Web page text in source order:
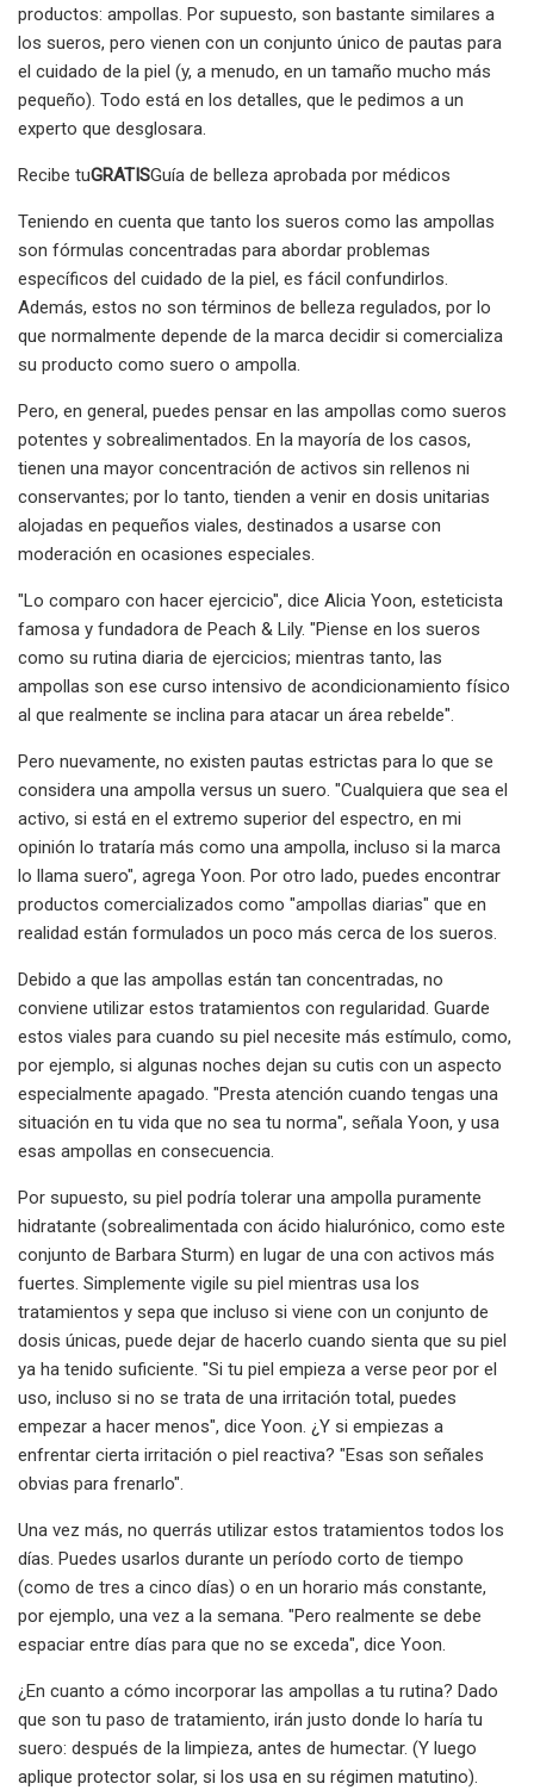
productos: ampollas. Por supuesto, son bastante similares a
los sueros, pero vienen con un conjunto único de pautas para
el cuidado de la piel (y, a menudo, en un tamaño mucho más
pequeño). Todo está en los detalles, que le pedimos a un
experto que desglosara.
Recibe tuGRATISGuía de belleza aprobada por médicos
Teniendo en cuenta que tanto los sueros como las ampollas
son fórmulas concentradas para abordar problemas
específicos del cuidado de la piel, es fácil confundirlos.
Además, estos no son términos de belleza regulados, por lo
que normalmente depende de la marca decidir si comercializa
su producto como suero o ampolla.
Pero, en general, puedes pensar en las ampollas como sueros
potentes y sobrealimentados. En la mayoría de los casos,
tienen una mayor concentración de activos sin rellenos ni
conservantes; por lo tanto, tienden a venir en dosis unitarias
alojadas en pequeños viales, destinados a usarse con
moderación en ocasiones especiales.
"Lo comparo con hacer ejercicio", dice Alicia Yoon, esteticista
famosa y fundadora de Peach & Lily. "Piense en los sueros
como su rutina diaria de ejercicios; mientras tanto, las
ampollas son ese curso intensivo de acondicionamiento físico
al que realmente se inclina para atacar un área rebelde".
Pero nuevamente, no existen pautas estrictas para lo que se
considera una ampolla versus un suero. "Cualquiera que sea el
activo, si está en el extremo superior del espectro, en mi
opinión lo trataría más como una ampolla, incluso si la marca
lo llama suero", agrega Yoon. Por otro lado, puedes encontrar
productos comercializados como "ampollas diarias" que en
realidad están formulados un poco más cerca de los sueros.
Debido a que las ampollas están tan concentradas, no
conviene utilizar estos tratamientos con regularidad. Guarde
estos viales para cuando su piel necesite más estímulo, como,
por ejemplo, si algunas noches dejan su cutis con un aspecto
especialmente apagado. "Presta atención cuando tengas una
situación en tu vida que no sea tu norma", señala Yoon, y usa
esas ampollas en consecuencia.
Por supuesto, su piel podría tolerar una ampolla puramente
hidratante (sobrealimentada con ácido hialurónico, como este
conjunto de Barbara Sturm) en lugar de una con activos más
fuertes. Simplemente vigile su piel mientras usa los
tratamientos y sepa que incluso si viene con un conjunto de
dosis únicas, puede dejar de hacerlo cuando sienta que su piel
ya ha tenido suficiente. "Si tu piel empieza a verse peor por el
uso, incluso si no se trata de una irritación total, puedes
empezar a hacer menos", dice Yoon. ¿Y si empiezas a
enfrentar cierta irritación o piel reactiva? "Esas son señales
obvias para frenarlo".
Una vez más, no querrás utilizar estos tratamientos todos los
días. Puedes usarlos durante un período corto de tiempo
(como de tres a cinco días) o en un horario más constante,
por ejemplo, una vez a la semana. "Pero realmente se debe
espaciar entre días para que no se exceda", dice Yoon.
¿En cuanto a cómo incorporar las ampollas a tu rutina? Dado
que son tu paso de tratamiento, irán justo donde lo haría tu
suero: después de la limpieza, antes de humectar. (Y luego
aplique protector solar, si los usa en su régimen matutino).